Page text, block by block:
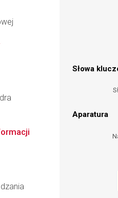
Słowa
Aparatura